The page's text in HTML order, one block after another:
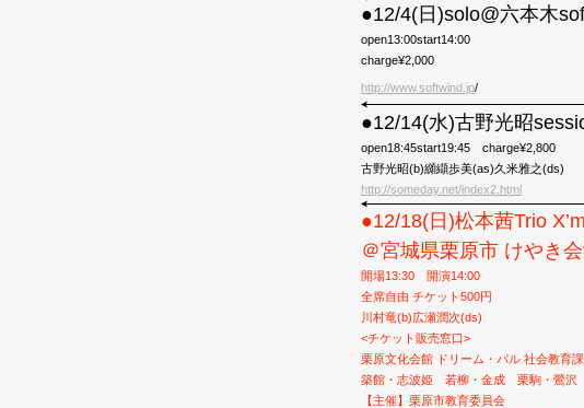
●12/4(日)solo@六本木
open13:00start14:00
charge¥2,000
http://www.softwind.jp/
●12/14(水)古野光昭
open18:45start19:45 charge¥2,800
古野光昭(b)纐纈歩美(as)久米雅之(ds)
http://someday.net/index2.html
●12/18(日)松本茜Trio
＠宮城県栗原市 けやき
開場13:30 開演14:00
全席自由 チケット500円
川村竜(b)広瀬潤次(ds)
<チケット販売窓口>
栗原文化会館 ドリーム・パル 社会教育
築館・志波姫 若柳・金成 栗駒・鶯
【主催】栗原市教育委員会